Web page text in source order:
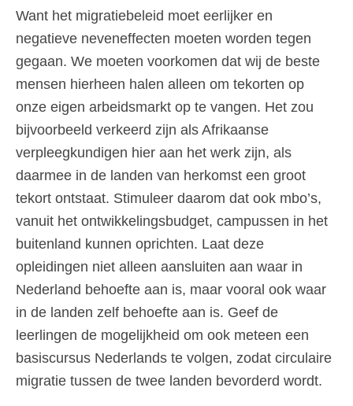
Want het migratiebeleid moet eerlijker en
negatieve neveneffecten moeten worden tegen
gegaan. We moeten voorkomen dat wij de beste
mensen hierheen halen alleen om tekorten op
onze eigen arbeidsmarkt op te vangen. Het zou
bijvoorbeeld verkeerd zijn als Afrikaanse
verpleegkundigen hier aan het werk zijn, als
daarmee in de landen van herkomst een groot
tekort ontstaat. Stimuleer daarom dat ook mbo’s,
vanuit het ontwikkelingsbudget, campussen in het
buitenland kunnen oprichten. Laat deze
opleidingen niet alleen aansluiten aan waar in
Nederland behoefte aan is, maar vooral ook waar
in de landen zelf behoefte aan is. Geef de
leerlingen de mogelijkheid om ook meteen een
basiscursus Nederlands te volgen, zodat circulaire
migratie tussen de twee landen bevorderd wordt.